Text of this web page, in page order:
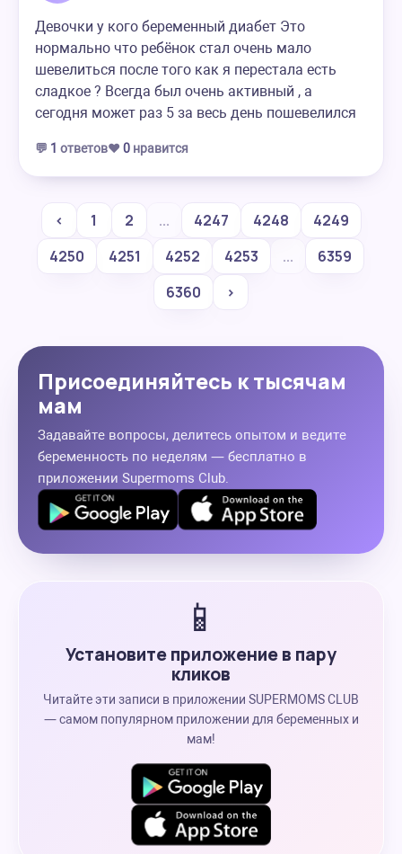
Девочки у кого беременный диабет Это
нормально что ребёнок стал очень мало
шевелиться после того как я перестала есть
сладкое ? Всегда был очень активный , а
сегодня может раз 5 за весь день пошевелился
💬 1 ответов❤️ 0 нравится
‹ 1 2 ... 4247 4248
4249
4250
4251 4252 4253 ...
6359
6360
›
Присоединяйтесь к тысячам
мам
Задавайте вопросы, делитесь опытом и ведите
беременность по неделям — бесплатно в
приложении Supermoms Club.
📱
Установите приложение в пару
кликов
Читайте эти записи в приложении SUPERMOMS CLUB
— самом популярном приложении для беременных и
мам!